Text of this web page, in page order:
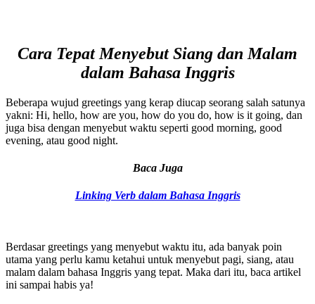
Cara Tepat Menyebut Siang dan Malam
dalam Bahasa Inggris
Beberapa wujud greetings yang kerap diucap seorang salah satunya
yakni: Hi, hello, how are you, how do you do, how is it going, dan
juga bisa dengan menyebut waktu seperti good morning, good
evening, atau good night.
Baca Juga
Linking Verb dalam Bahasa Inggris
Berdasar greetings yang menyebut waktu itu, ada banyak poin
utama yang perlu kamu ketahui untuk menyebut pagi, siang, atau
malam dalam bahasa Inggris yang tepat. Maka dari itu, baca artikel
ini sampai habis ya!